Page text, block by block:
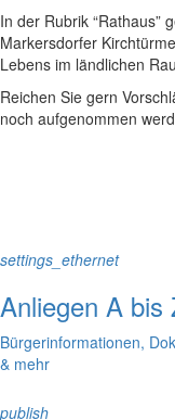
In der Rubrik “Rathaus”
Markersdorfer
Lebens im ländlichen
Reichen Sie gern
noch aufgenommen
settings_ethernet
Anliegen A bis
Bürgerinformationen,
& mehr
publish